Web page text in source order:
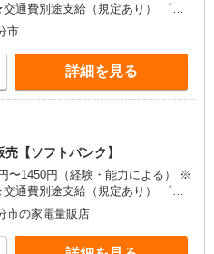
通費別途支給（規定あり） ゜
+゜・。○。・゜+゜ 入社祝い金10
センテ
能（規程
。・゜+゜・。○。・゜+゜
市
詳細を見る
【ソフトバンク】
〜1450円（経験・能力による） ※
通費別途支給（規定あり） ゜
+゜・。○。・゜+゜ 入社祝い金10
センテ
能（規程
市の家電量販店